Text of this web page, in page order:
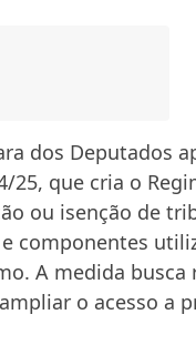
dos Deputados
25, que cria o
ou isenção de
componentes
A medida busca
o acesso a